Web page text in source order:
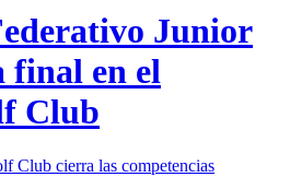
Junior
final en el
Club